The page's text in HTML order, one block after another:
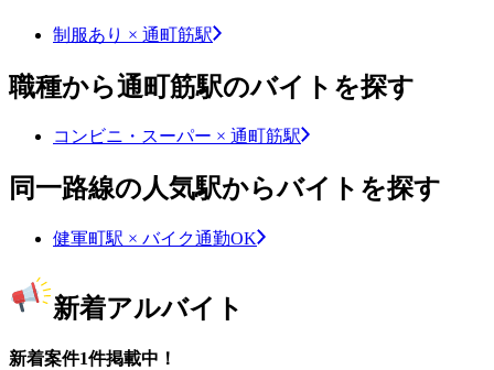
制服あり × 通町筋駅
職種から通町筋駅のバイトを探す
コンビニ・スーパー × 通町筋駅
同一路線の人気駅からバイトを探す
健軍町駅 × バイク通勤OK
新着アルバイト
新着案件1件掲載中！